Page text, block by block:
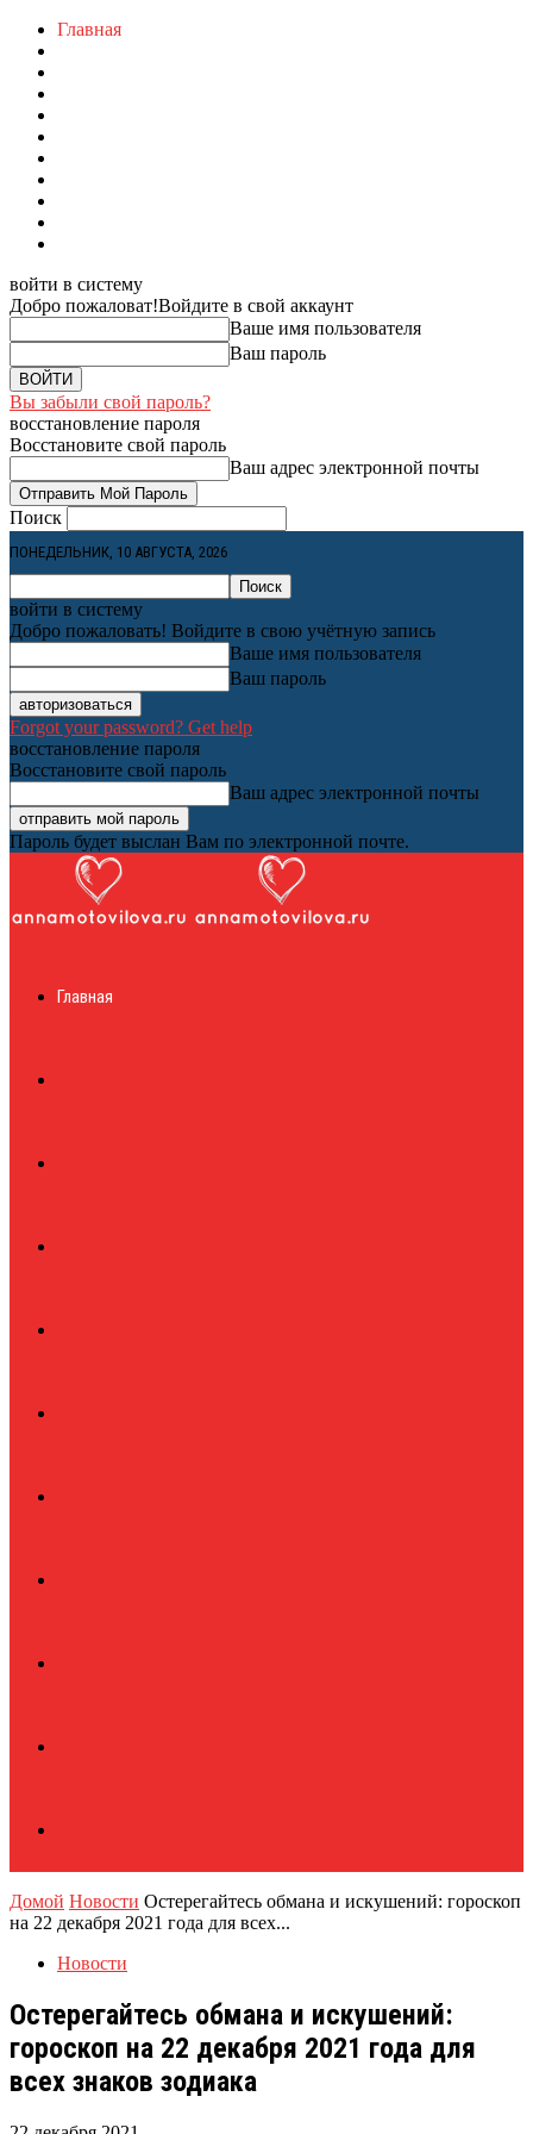
Главная
войти в систему
Добро пожаловат!Войдите в свой аккаунт
Ваше имя пользователя
Ваш пароль
Вы забыли свой пароль?
восстановление пароля
Восстановите свой пароль
Ваш адрес электронной почты
Поиск
ПОНЕДЕЛЬНИК, 10 АВГУСТА, 2026
войти в систему
Добро пожаловать! Войдите в свою учётную запись
Ваше имя пользователя
Ваш пароль
Forgot your password? Get help
восстановление пароля
Восстановите свой пароль
Ваш адрес электронной почты
Пароль будет выслан Вам по электронной почте.
журналГлавная
Домой Новости Остерегайтесь обмана и искушений: гороскоп
на 22 декабря 2021 года для всех...
Новости
Остерегайтесь обмана и искушений:
гороскоп на 22 декабря 2021 года для
всех знаков зодиака